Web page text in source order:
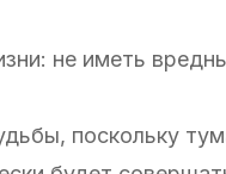
не иметь
поскольку